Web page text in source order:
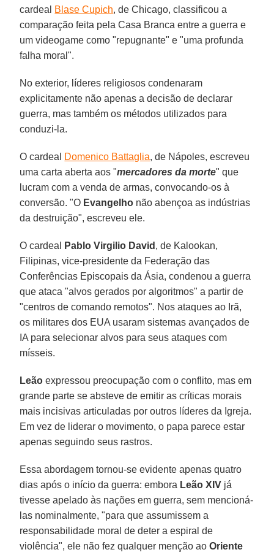
cardeal Blase Cupich, de Chicago, classificou a
comparação feita pela Casa Branca entre a guerra e
um videogame como "repugnante" e "uma profunda
falha moral".
No exterior, líderes religiosos condenaram
explicitamente não apenas a decisão de declarar
guerra, mas também os métodos utilizados para
conduzi-la.
O cardeal Domenico Battaglia, de Nápoles, escreveu
uma carta aberta aos "mercadores da morte" que
lucram com a venda de armas, convocando-os à
conversão. "O Evangelho não abençoa as indústrias
da destruição", escreveu ele.
O cardeal Pablo Virgilio David , de Kalookan,
Filipinas, vice-presidente da Federação das
Conferências Episcopais da Ásia, condenou a guerra
que ataca "alvos gerados por algoritmos" a partir de
"centros de comando remotos". Nos ataques ao Irã,
os militares dos EUA usaram sistemas avançados de
IA para selecionar alvos para seus ataques com
mísseis.
Leão expressou preocupação com o conflito, mas em
grande parte se absteve de emitir as críticas morais
mais incisivas articuladas por outros líderes da Igreja.
Em vez de liderar o movimento, o papa parece estar
apenas seguindo seus rastros.
Essa abordagem tornou-se evidente apenas quatro
dias após o início da guerra: embora Leão XIV já
tivesse apelado às nações em guerra, sem mencioná-
las nominalmente, "para que assumissem a
responsabilidade moral de deter a espiral de
violência", ele não fez qualquer menção aoOriente